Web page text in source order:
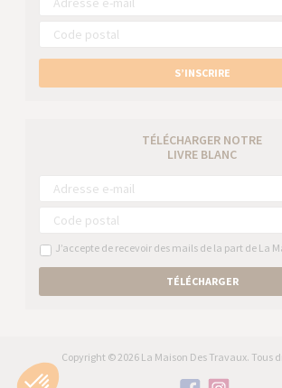
S’INSCRIRE
TÉLÉCHARGER NOTRE
LIVRE BLANC
J’accepte de recevoir des mails de la part de La
TÉLÉCHARGER
Copyright © 2026 La Maison Des Travaux. Tous